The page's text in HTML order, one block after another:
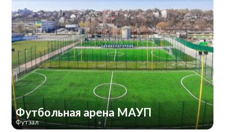
Футбольная арена МАУП
Футзал